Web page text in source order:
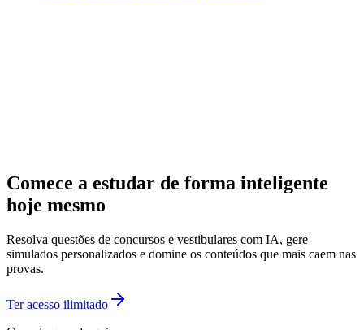
Comece a estudar de forma inteligente
hoje mesmo
Resolva questões de concursos e vestibulares com IA, gere
simulados personalizados e domine os conteúdos que mais caem nas
provas.
Ter acesso ilimitado